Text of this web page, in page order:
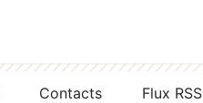
Contacts Flux RSS